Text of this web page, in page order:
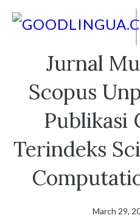
Jurnal
Scopus
Publikasi
Terindeks
March 29,